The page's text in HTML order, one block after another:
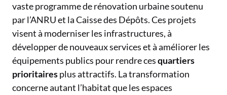
vaste programme de rénovation urbaine soutenu
par l’ANRU et la Caisse des Dépôts. Ces projets
visent à moderniser les infrastructures, à
développer de nouveaux services et à améliorer les
équipements publics pour rendre cesquartiers
prioritairesplus attractifs. La transformation
concerne autant l’habitat que les espaces